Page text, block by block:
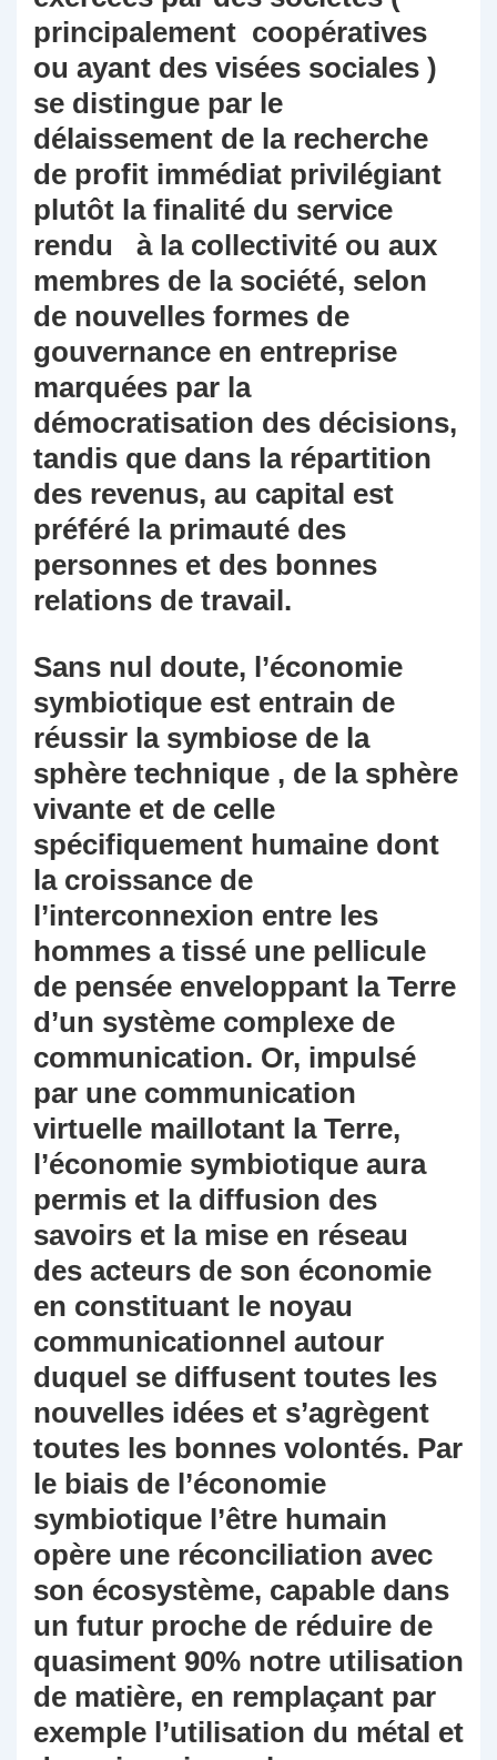
principalement coopératives
ou ayant des visées sociales )
se distingue par le
délaissement de la recherche
de profit immédiat privilégiant
plutôt la finalité du service
rendu à la collectivité ou aux
membres de la société, selon
de nouvelles formes de
gouvernance en entreprise
marquées par la
démocratisation des décisions,
tandis que dans la répartition
des revenus, au capital est
préféré la primauté des
personnes et des bonnes
relations de travail.
Sans nul doute, l’économie
symbiotique est entrain de
réussir la symbiose de la
sphère technique , de la sphère
vivante et de celle
spécifiquement humaine dont
la croissance de
l’interconnexion entre les
hommes a tissé une pellicule
de pensée enveloppant la Terre
d’un système complexe de
communication. Or, impulsé
par une communication
virtuelle maillotant la Terre,
l’économie symbiotique aura
permis et la diffusion des
savoirs et la mise en réseau
des acteurs de son économie
en constituant le noyau
communicationnel autour
duquel se diffusent toutes les
nouvelles idées et s’agrègent
toutes les bonnes volontés. Par
le biais de l’économie
symbiotique l’être humain
opère une réconciliation avec
son écosystème, capable dans
un futur proche de réduire de
quasiment 90% notre utilisation
de matière, en remplaçant par
exemple l’utilisation du métal et